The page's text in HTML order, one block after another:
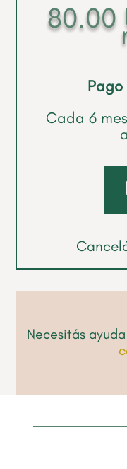
80.00
Pago
Cada 6
Necesitás